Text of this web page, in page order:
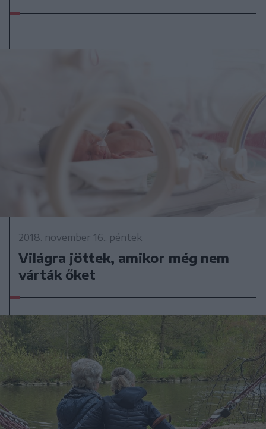
2018. november 16., péntek
Világra jöttek, amikor még nem
várták őket